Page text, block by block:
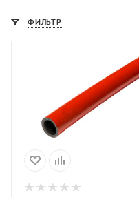
ФИЛЬТР